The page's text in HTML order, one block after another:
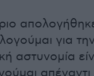
για
αστυνομία